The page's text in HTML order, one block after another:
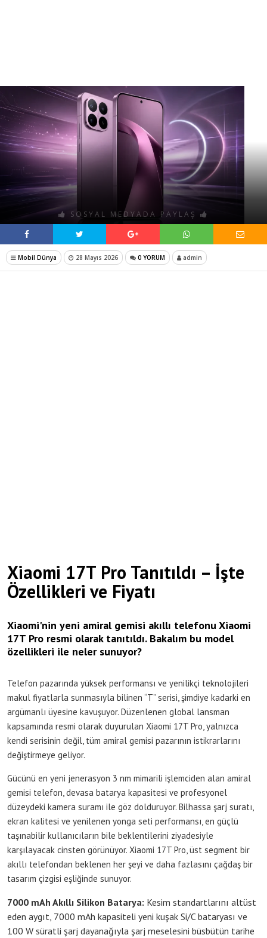
SOSYAL MEDYADA PAYLAŞ
Mobil Dünya 28 Mayıs 2026 0 YORUM admin
Xiaomi 17T Pro Tanıtıldı – İşte
Özellikleri ve Fiyatı
Xiaomi'nin yeni amiral gemisi akıllı telefonu Xiaomi
17T Pro resmi olarak tanıtıldı. Bakalım bu model
özellikleri ile neler sunuyor?
Telefon pazarında yüksek performansı ve yenilikçi teknolojileri
makul fiyatlarla sunmasıyla bilinen “T” serisi, şimdiye kadarki en
argümanlı üyesine kavuşuyor. Düzenlenen global lansman
kapsamında resmi olarak duyurulan Xiaomi 17T Pro, yalnızca
kendi serisinin değil, tüm amiral gemisi pazarının istikrarlarını
değiştirmeye geliyor.
Gücünü en yeni jenerasyon 3 nm mimarili işlemciden alan amiral
gemisi telefon, devasa batarya kapasitesi ve profesyonel
düzeydeki kamera suramı ile göz dolduruyor. Bilhassa şarj suratı,
ekran kalitesi ve yenilenen yonga seti performansı, en güçlü
taşınabilir kullanıcıların bile beklentilerini ziyadesiyle
karşılayacak cinsten görünüyor. Xiaomi 17T Pro, üst segment bir
akıllı telefondan beklenen her şeyi ve daha fazlasını çağdaş bir
tasarım çizgisi eşliğinde sunuyor.
7000 mAh Akıllı Silikon Batarya: Kesim standartlarını altüst
eden aygıt, 7000 mAh kapasiteli yeni kuşak Si/C bataryası ve
100 W süratli şarj dayanağıyla şarj meselesini büsbütün tarihe